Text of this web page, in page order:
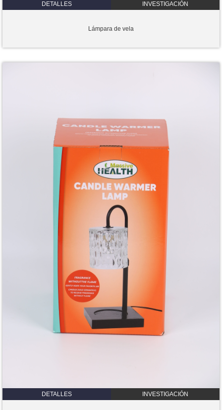
DETALLES INVESTIGACIÓN
Lámpara de vela
DETALLES INVESTIGACIÓN